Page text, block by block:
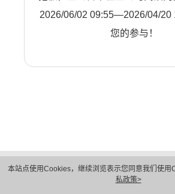
本站点使用Cookies，继续浏览表示您同意我们使用
私政策>
2026/06/02 09:55—2026/04/20
您的参与！
隐私保护
法律声明